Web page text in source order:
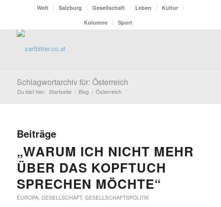
Welt Salzburg Gesellschaft Leben
Kultur
Kolumne
Sport
Schlagwortarchiv für: Österreich
Du bist hier: Startseite / Blog / Österreich
Beiträge
„WARUM ICH NICHT MEHR
ÜBER DAS KOPFTUCH
SPRECHEN MÖCHTE“
EUROPA, GESELLSCHAFT, GESELLSCHAFTSPOLITIK